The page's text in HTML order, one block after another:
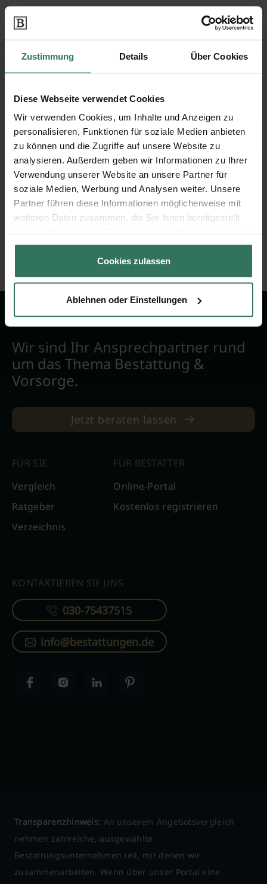
Zustimmung Details Über Cookies
Diese Webseite verwendet Cookies
Wir verwenden Cookies, um Inhalte und Anzeigen zu
personalisieren, Funktionen für soziale Medien anbieten
zu können und die Zugriffe auf unsere Website zu
analysieren. Außerdem geben wir Informationen zu Ihrer
Verwendung unserer Website an unsere Partner für
soziale Medien, Werbung und Analysen weiter. Unsere
Partner führen diese Informationen möglicherweise mit
weiteren Daten zusammen, die Sie ihnen bereitgestellt
gesammelt haben.
Cookies zulassen
Ablehnen oder Einstellungen
83734 Hausham
Wunderle Peter
Mühlweg 4
83727 Schliersee
Wir sind Ihr Ansprechpartner rund
um das Thema Bestattung &
Vorsorge.
Jetzt beraten lassen
FÜR SIE
Vergleich
Ratgeber
Verzeichnis
FÜR BESTATTER
Online-Portal
Kostenlos registrieren
KONTAKTIEREN SIE UNS
030-75437515
info@bestattungen.de
Transparenzhinweis: An unserem Angebotsvergleich
nehmen zahlreiche, ausgewählte
Bestattungsunternehmen teil, mit denen wir
zusammenarbeiten. Wenn über unser Portal eine